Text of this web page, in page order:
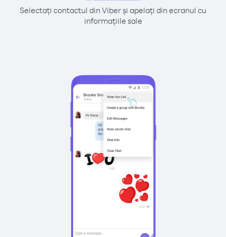
Selectați contactul din Viber și apelați din ecranul cu
informațiile sale